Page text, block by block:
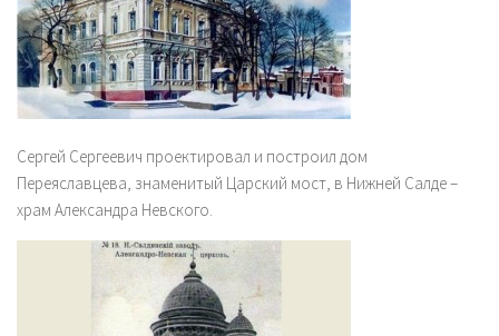
Сергей Сергеевич проектировал и построил дом
Переяславцева, знаменитый Царский мост, в Нижней Салде –
храм Александра Невского.